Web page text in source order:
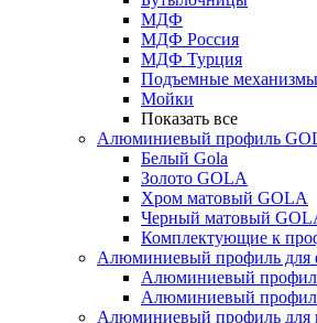
МДФ
МДФ Россия
МДФ Турция
Подъемные
Мойки
Показать все
Алюминиевый профиль
Белый Gola
Золото GOLA
Хром матовый GOLA
Черный матовый
Комплектующие к
Алюминиевый профиль для
Алюминиевый
Алюминиевый
Алюминиевый профиль для